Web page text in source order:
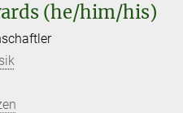
(he/him/his)